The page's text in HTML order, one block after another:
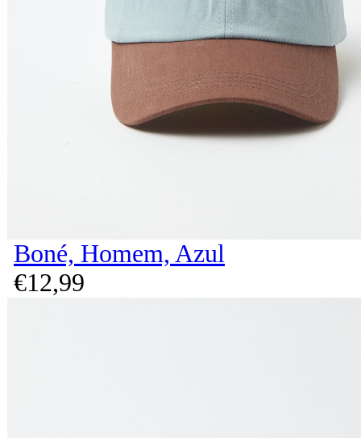
Boné, Homem, Azul
€12,99